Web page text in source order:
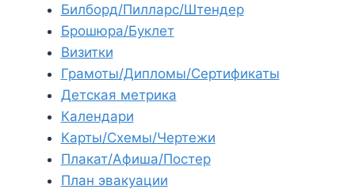
Билборд/Пилларс/Штендер
Брошюра/Буклет
Визитки
Грамоты/Дипломы/Сертификаты
Детская метрика
Календари
Карты/Схемы/Чертежи
Плакат/Афиша/Постер
План эвакуации